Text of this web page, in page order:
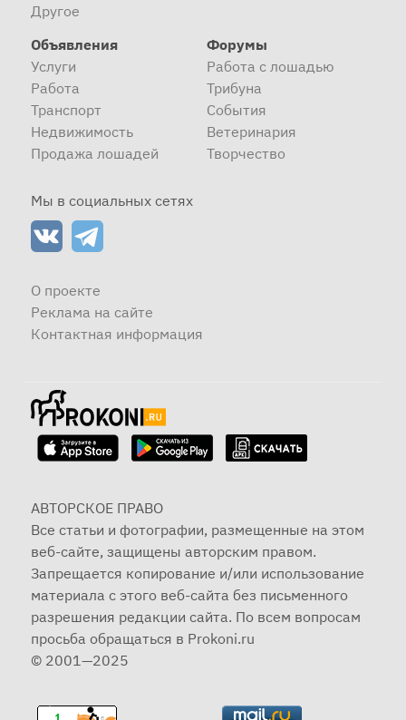
Другое
Объявления
Услуги
Работа
Транспорт
Недвижимость
Продажа лошадей
Форумы
Работа с лошадью
Трибуна
События
Ветеринария
Творчество
Мы в социальных сетях
О проекте
Реклама на сайте
Контактная информация
АВТОРСКОЕ ПРАВО
Все статьи и фотографии, размещенные на этом
веб-сайте, защищены авторским правом.
Запрещается копирование и/или использование
материала с этого веб-сайта без письменного
разрешения редакции сайта. По всем вопросам
просьба обращаться в Prokoni.ru
© 2001—2025